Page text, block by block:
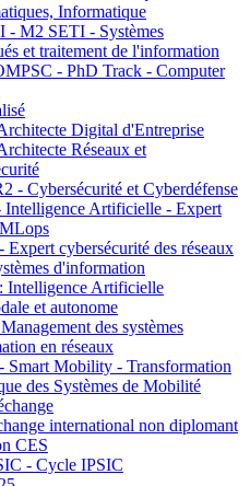
Informatique
- M2 SETI - Systèmes
et traitement de l'information
- PhD Track - Computer
Digital d'Entreprise
Réseaux et
- Cybersécurité et Cyberdéfense
Artificielle - Expert
Expert cybersécurité des réseaux
d'information
Intelligence Artificielle
et autonome
des systèmes
en réseaux
Smart Mobility - Transformation
des Systèmes de Mobilité
international non diplomant
CES
- Cycle IPSIC